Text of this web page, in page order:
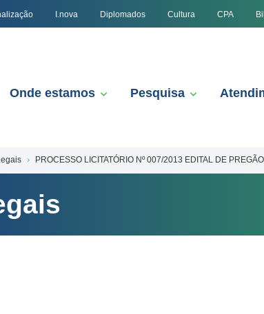
I.nova Diplomados Cultura CPA
Onde estamos Pesquisa
PROCESSO LICITATÓRIO Nº 007/2013 EDITAL DE